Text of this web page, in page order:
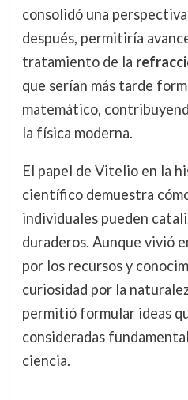
consolidó una
después, permitiría
tratamiento de la
que serían más tarde
matemático,
la física moderna.
El papel de Vitelio en la
científico demuestra
individuales pueden
duraderos. Aunque vivió
por los recursos y
curiosidad por la
permitió formular ideas
consideradas
ciencia.